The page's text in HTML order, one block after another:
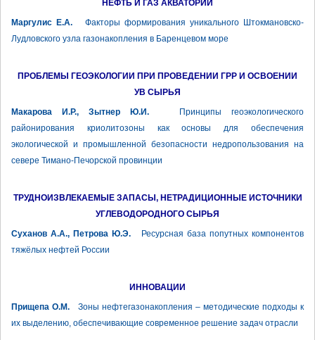
НЕФТЬ И ГАЗ АКВАТОРИЙ
Маргулис Е.А. Факторы формирования уникального Штокмановско-
Лудловского узла газонакопления в Баренцевом море
ПРОБЛЕМЫ ГЕОЭКОЛОГИИ ПРИ ПРОВЕДЕНИИ ГРР И ОСВОЕНИИ
УВ СЫРЬЯ
Макарова И.Р., Зытнер Ю.И. Принципы геоэкологического
районирования криолитозоны как основы для обеспечения
экологической и промышленной безопасности недропользования на
севере Тимано-Печорской провинции
ТРУДНОИЗВЛЕКАЕМЫЕ ЗАПАСЫ, НЕТРАДИЦИОННЫЕ ИСТОЧНИКИ
УГЛЕВОДОРОДНОГО СЫРЬЯ
Суханов А.А., Петрова Ю.Э. Ресурсная база попутных компонентов
тяжёлых нефтей России
ИННОВАЦИИ
Прищепа О.М. Зоны нефтегазонакопления – методические подходы к
их выделению, обеспечивающие современное решение задач отрасли